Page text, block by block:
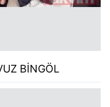
BİNGÖL